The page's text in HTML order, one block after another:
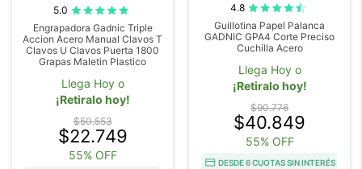
5.0
Engrapadora Gadnic Triple
Accion Acero Manual Clavos T
Clavos U Clavos Puerta 1800
Grapas Maletin Plastico
Llega Hoy o
¡Retiralo hoy!
$50.553
$22.749
55% OFF
4.8
Guillotina Papel Palanca
GADNIC GPA4 Corte Preciso
Cuchilla Acero
Llega Hoy o
¡Retiralo hoy!
$90.776
$40.849
55% OFF
DESDE 6 CUOTAS SIN INTERÉS